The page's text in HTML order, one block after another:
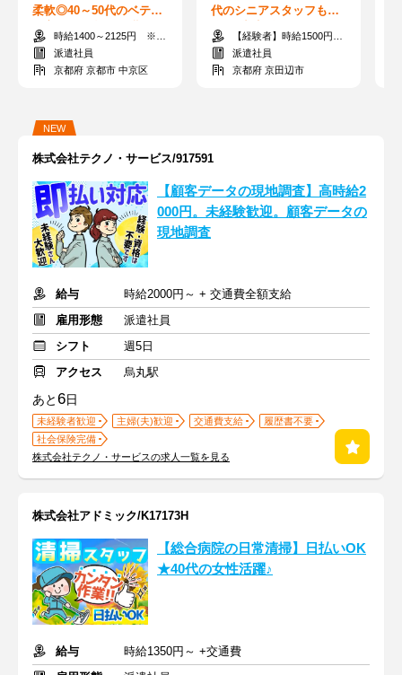
柔軟◎40～50代のベテラ
ン主婦さん多数♪短期も日
払いもOK◎
時給1400～2125円 ※交通費全額
派遣社員
京都府 京都市 中京区
代のシニアスタッフも在
籍♪日常生活のサポートな
ど！日払いOK
【経験者】時給1500円～【未経験】時給1400円～ ※交通費全額
派遣社員
京都府 京田辺市
NEW
株式会社テクノ・サービス/917591
【顧客データの現地調査】高時給2
000円。未経験歓迎。顧客データの
現地調査
給与
時給2000円～ + 交通費全額支給
雇用形態
派遣社員
シフト
週5日
アクセス
烏丸駅
あと6日
未経験者歓迎 主婦(夫)歓迎 交通費支給
履歴書不要
社会保険完備
株式会社テクノ・サービスの求人一覧を見る
株式会社アドミック/K17173H
【総合病院の日常清掃】日払いOK
★40代の女性活躍♪
給与
時給1350円～ +交通費